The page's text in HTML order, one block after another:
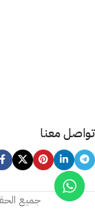
تواصل معنا
جميع